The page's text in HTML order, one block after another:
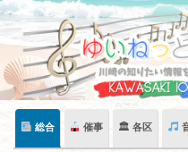
Skip
content
総合 催事 🏛 各区